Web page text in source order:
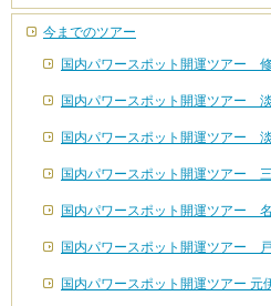
今までのツアー
国内パワースポット開運ツアー
国内パワースポット開運ツアー
国内パワースポット開運ツアー
国内パワースポット開運ツアー
国内パワースポット開運ツアー
国内パワースポット開運ツアー
国内パワースポット開運ツアー